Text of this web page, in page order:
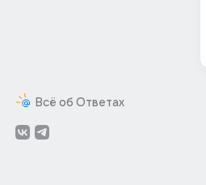
Всё об Ответах